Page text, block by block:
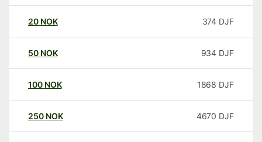
20 NOK 374 DJF
50 NOK 934 DJF
100 NOK 1868 DJF
250 NOK 4670 DJF